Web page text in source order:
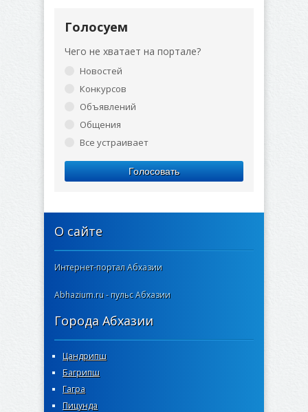
Голосуем
Чего не хватает на портале?
Новостей
Конкурсов
Объявлений
Общения
Все устраивает
Голосовать
О сайте
Интернет-портал Абхазии
Abhazium.ru - пульс Абхазии
Города Абхазии
Цандрипш
Багрипш
Гагра
Пицунда